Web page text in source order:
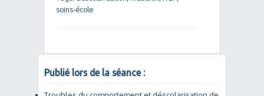
soins-école
Publié lors de la séance :